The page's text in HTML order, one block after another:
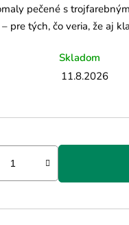
pečené s
pre tých, čo veria, že aj
Skladom
11.8.2026